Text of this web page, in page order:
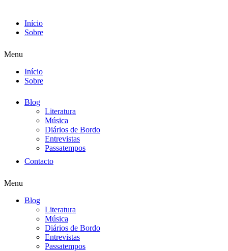
Início
Sobre
Menu
Início
Sobre
Blog
Literatura
Música
Diários de Bordo
Entrevistas
Passatempos
Contacto
Menu
Blog
Literatura
Música
Diários de Bordo
Entrevistas
Passatempos